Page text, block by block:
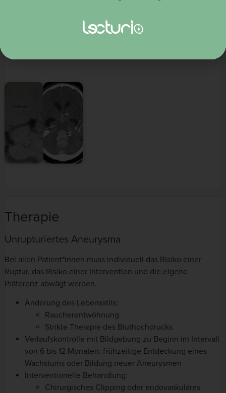
Bei Nachweis einer SAB 1. Wahl
Ermöglicht gleichzeitige Therapie
Therapie
Unrupturiertes Aneurysma
Bei allen Patient*innen muss individuell das Risiko einer
Ruptur, das Risiko einer Intervention und die eigene
Präferenz abwägt werden.
Änderung des Lebensstils:
Raucherentwöhnung
Strikte Therapie des Bluthochdrucks
Verlaufskontrolle mit Bildgebung zu Beginn im Intervall
von 6 bis 12 Monaten: frühzeitige Entdeckung eines
Wachstums oder Bildung neuer Aneurysmen
Interventionelle Behandlung:
Chirurgisches Clipping oder endovaskuläres